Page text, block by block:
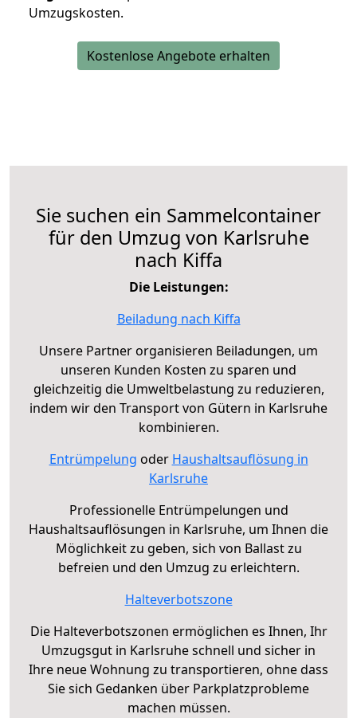
Umzugskosten.
Kostenlose Angebote erhalten
Sie suchen ein Sammelcontainer
für den Umzug von Karlsruhe
nach Kiffa
Die Leistungen:
Beiladung nach Kiffa
Unsere Partner organisieren Beiladungen, um
unseren Kunden Kosten zu sparen und
gleichzeitig die Umweltbelastung zu reduzieren,
indem wir den Transport von Gütern in Karlsruhe
kombinieren.
Entrümpelung oder Haushaltsauflösung in
Karlsruhe
Professionelle Entrümpelungen und
Haushaltsauflösungen in Karlsruhe, um Ihnen die
Möglichkeit zu geben, sich von Ballast zu
befreien und den Umzug zu erleichtern.
Halteverbotszone
Die Halteverbotszonen ermöglichen es Ihnen, Ihr
Umzugsgut in Karlsruhe schnell und sicher in
Ihre neue Wohnung zu transportieren, ohne dass
Sie sich Gedanken über Parkplatzprobleme
machen müssen.